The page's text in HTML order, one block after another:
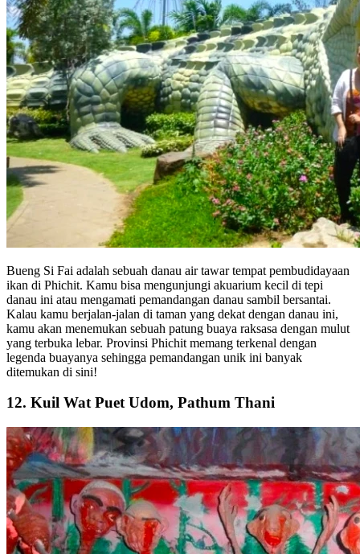
Bueng Si Fai adalah sebuah danau air tawar tempat pembudidayaan
ikan di Phichit. Kamu bisa mengunjungi akuarium kecil di tepi
danau ini atau mengamati pemandangan danau sambil bersantai.
Kalau kamu berjalan-jalan di taman yang dekat dengan danau ini,
kamu akan menemukan sebuah patung buaya raksasa dengan mulut
yang terbuka lebar. Provinsi Phichit memang terkenal dengan
legenda buayanya sehingga pemandangan unik ini banyak
ditemukan di sini!
12. Kuil Wat Puet Udom, Pathum Thani